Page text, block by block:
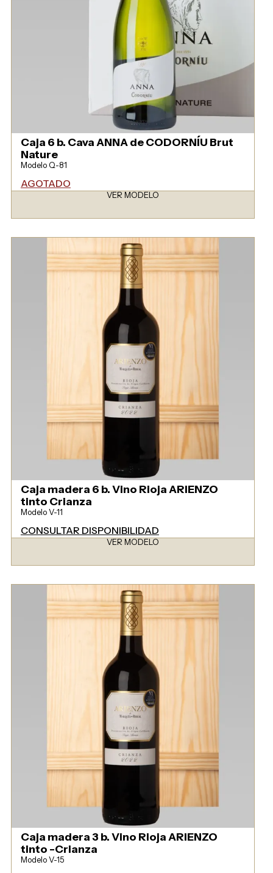
Caja 6 b. Cava ANNA de CODORNÍU Brut
Nature
Modelo Q-81
AGOTADO
VER MODELO
Caja madera 6 b. Vino Rioja ARIENZO
tinto Crianza
Modelo V-11
CONSULTAR DISPONIBILIDAD
VER MODELO
Caja madera 3 b. Vino Rioja ARIENZO
tinto -Crianza
Modelo V-15